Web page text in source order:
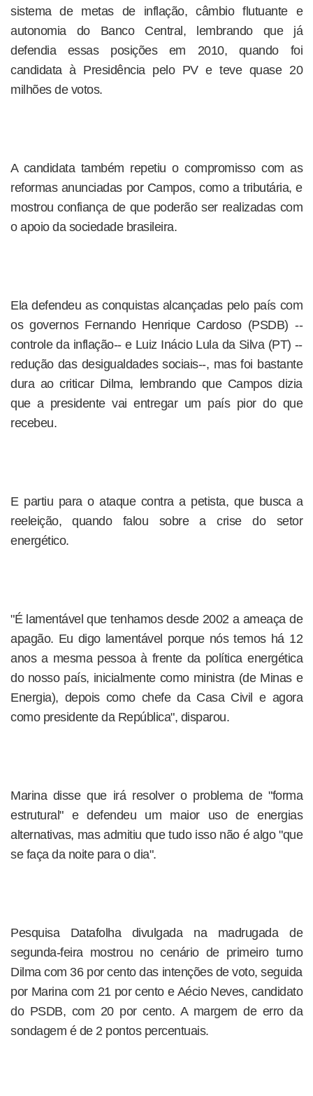
sistema de metas de inflação, câmbio flutuante e
autonomia do Banco Central, lembrando que já
defendia essas posições em 2010, quando foi
candidata à Presidência pelo PV e teve quase 20
milhões de votos.
A candidata também repetiu o compromisso com as
reformas anunciadas por Campos, como a tributária, e
mostrou confiança de que poderão ser realizadas com
o apoio da sociedade brasileira.
Ela defendeu as conquistas alcançadas pelo país com
os governos Fernando Henrique Cardoso (PSDB) --
controle da inflação-- e Luiz Inácio Lula da Silva (PT) --
redução das desigualdades sociais--, mas foi bastante
dura ao criticar Dilma, lembrando que Campos dizia
que a presidente vai entregar um país pior do que
recebeu.
E partiu para o ataque contra a petista, que busca a
reeleição, quando falou sobre a crise do setor
energético.
"É lamentável que tenhamos desde 2002 a ameaça de
apagão. Eu digo lamentável porque nós temos há 12
anos a mesma pessoa à frente da política energética
do nosso país, inicialmente como ministra (de Minas e
Energia), depois como chefe da Casa Civil e agora
como presidente da República", disparou.
Marina disse que irá resolver o problema de "forma
estrutural" e defendeu um maior uso de energias
alternativas, mas admitiu que tudo isso não é algo "que
se faça da noite para o dia".
Pesquisa Datafolha divulgada na madrugada de
segunda-feira mostrou no cenário de primeiro turno
Dilma com 36 por cento das intenções de voto, seguida
por Marina com 21 por cento e Aécio Neves, candidato
do PSDB, com 20 por cento. A margem de erro da
sondagem é de 2 pontos percentuais.